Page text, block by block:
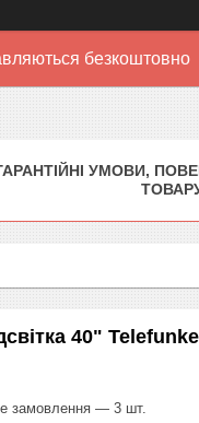
безкоштовно
УМОВИ,
40"
замовлення — 3 шт.